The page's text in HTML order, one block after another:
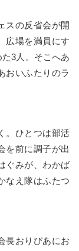
スの反省会が開
広場を満員にす
3人。そこへあ
おいふたりのラ
。ひとつは部活
を前に調子が出
ぐみが、わかば
なえ隊はふたつ
長おりびあにお